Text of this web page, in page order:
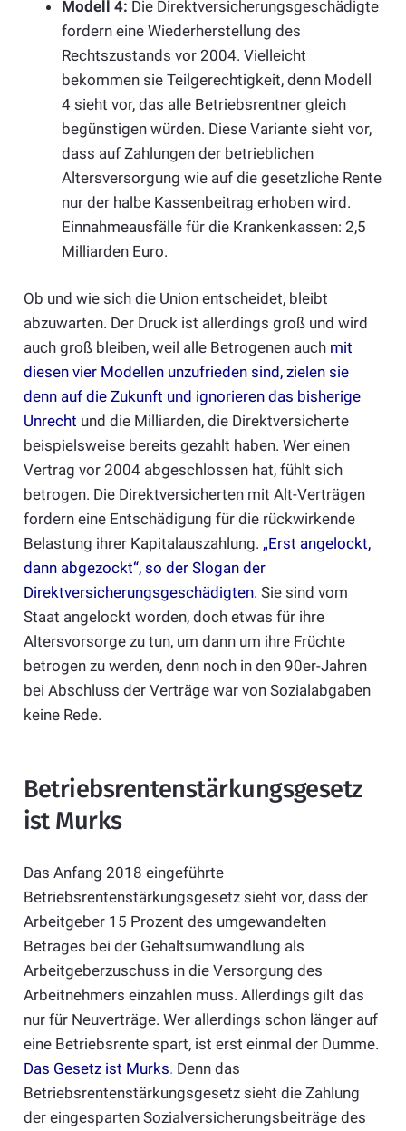
Modell 4: Die Direktversicherungsgeschädigte
fordern eine Wiederherstellung des
Rechtszustands vor 2004. Vielleicht
bekommen sie Teilgerechtigkeit, denn Modell
4 sieht vor, das alle Betriebsrentner gleich
begünstigen würden. Diese Variante sieht vor,
dass auf Zahlungen der betrieblichen
Altersversorgung wie auf die gesetzliche Rente
nur der halbe Kassenbeitrag erhoben wird.
Einnahmeausfälle für die Krankenkassen: 2,5
Milliarden Euro.
Ob und wie sich die Union entscheidet, bleibt
abzuwarten. Der Druck ist allerdings groß und wird
auch groß bleiben, weil alle Betrogenen auch mit
diesen vier Modellen unzufrieden sind, zielen sie
denn auf die Zukunft und ignorieren das bisherige
Unrecht und die Milliarden, die Direktversicherte
beispielsweise bereits gezahlt haben. Wer einen
Vertrag vor 2004 abgeschlossen hat, fühlt sich
betrogen. Die Direktversicherten mit Alt-Verträgen
fordern eine Entschädigung für die rückwirkende
Belastung ihrer Kapitalauszahlung. „Erst angelockt,
dann abgezockt“, so der Slogan der
Direktversicherungsgeschädigten. Sie sind vom
Staat angelockt worden, doch etwas für ihre
Altersvorsorge zu tun, um dann um ihre Früchte
betrogen zu werden, denn noch in den 90er-Jahren
bei Abschluss der Verträge war von Sozialabgaben
keine Rede.
Betriebsrentenstärkungsgesetz
ist Murks
Das Anfang 2018 eingeführte
Betriebsrentenstärkungsgesetz sieht vor, dass der
Arbeitgeber 15 Prozent des umgewandelten
Betrages bei der Gehaltsumwandlung als
Arbeitgeberzuschuss in die Versorgung des
Arbeitnehmers einzahlen muss. Allerdings gilt das
nur für Neuverträge. Wer allerdings schon länger auf
eine Betriebsrente spart, ist erst einmal der Dumme.
Das Gesetz ist Murks. Denn das
Betriebsrentenstärkungsgesetz sieht die Zahlung
der eingesparten Sozialversicherungsbeiträge des